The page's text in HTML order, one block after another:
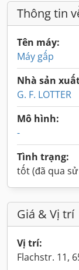
Thông tin
Tên máy:
Máy gấp
Nhà sản
G. F. LOTTER
Mô hình:
-
Tình trạng:
tốt (đã qua
Giá & Vị trí
Vị trí:
Flachstr. 11,